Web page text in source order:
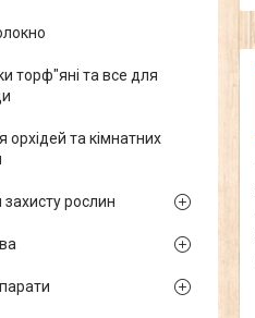
торф"яні та все для
орхідей та кімнатних
захисту рослин